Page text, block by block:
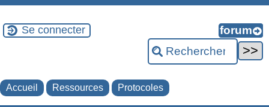
Se connecter
Accueil Ressources Protocoles